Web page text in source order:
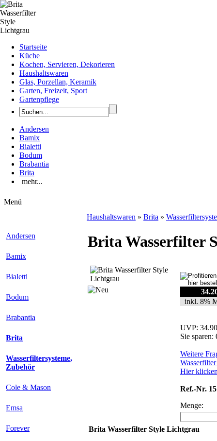
Startseite
Küche
Kochen, Servieren, Dekorieren
Haushaltswaren
Glas, Porzellan, Keramik
Garten, Freizeit, Sport
Gartenpflege
Andersen
Bamix
Bialetti
Bodum
Brabantia
Brita
mehr...
Menü
Andersen
Bamix
Bialetti
Bodum
Brabantia
Brita
Wasserfiltersysteme,
Zubehör
Cole & Mason
Emsa
Forever
Haushaltswaren » Brita »
Brita Wasserfilter
inkl. 8%
UVP:
Sie
Weitere
Hier
Ref.-Nr.
Menge:
Brita Wasserfilter Style Lichtgrau